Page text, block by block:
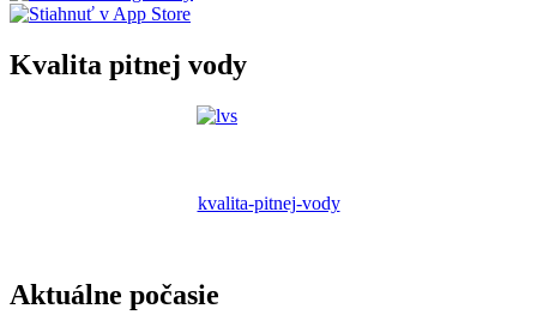
Kvalita pitnej vody
kvalita-pitnej-vody
Aktuálne počasie